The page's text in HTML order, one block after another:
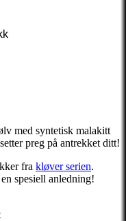
med syntetisk malakitt
preg på antrekket ditt!
fra kløver serien.
spesiell anledning!